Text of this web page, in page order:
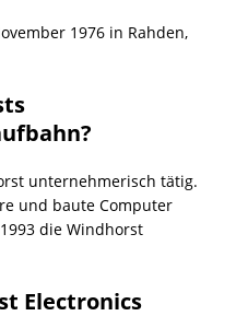
1976 in Rahden,
unternehmerisch tätig.
und baute Computer
die Windhorst
Electronics